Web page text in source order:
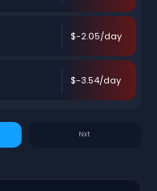
$-2.05/day
$-3.54/day